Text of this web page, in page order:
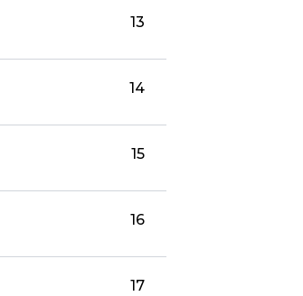
13
14
15
16
17